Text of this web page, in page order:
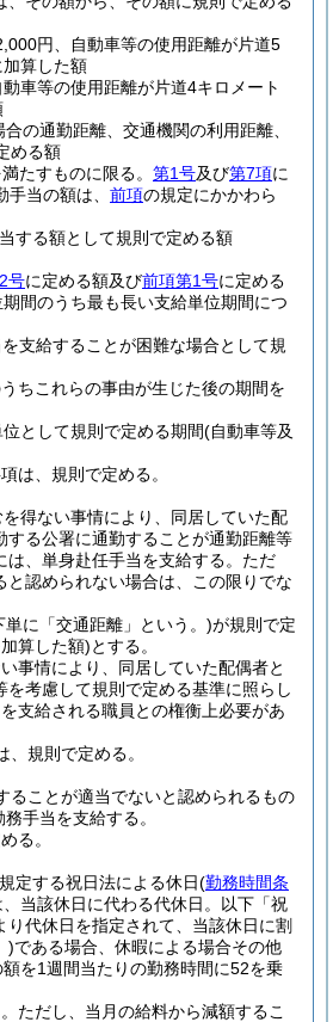
円、自動車等の使用距離が片道5
算した額
車等の使用距離が片道4キロメート
の通勤距離、交通機関の利用距離、
める額
たすものに限る。 第1号及び第7項に
手当の額は、 前項の規定にかかわら
する額として規則で定める額
号に定める額及び前項第1号に定める
間のうち最も長い支給単位期間につ
支給することが困難な場合として規
ちこれらの事由が生じた後の期間を
として規則で定める期間(自動車等及
は、規則で定める。
得ない事情により、同居していた配
る公署に通勤することが通勤距離等
、単身赴任手当を支給する。 ただ
認められない場合は、この限りでな
単に「交通距離」という。)が規則で定
算した額)とする。
事情により、同居していた配偶者と
考慮して規則で定める基準に照らし
支給される職員との権衡上必要があ
規則で定める。
ることが適当でないと認められるもの
手当を支給する。
る。
定する祝日法による休日(勤務時間条
当該休日に代わる代休日。以下「祝
り代休日を指定されて、当該休日に割
)である場合、休暇による場合その他
を1週間当たりの勤務時間に52を乗
ただし、当月の給料から減額するこ